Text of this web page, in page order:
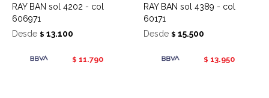
RAY BAN sol 4202 - col
606971
Desde $ 13.100
$ 11.790
RAY BAN sol 4389 - col
60171
Desde $ 15.500
$ 13.950